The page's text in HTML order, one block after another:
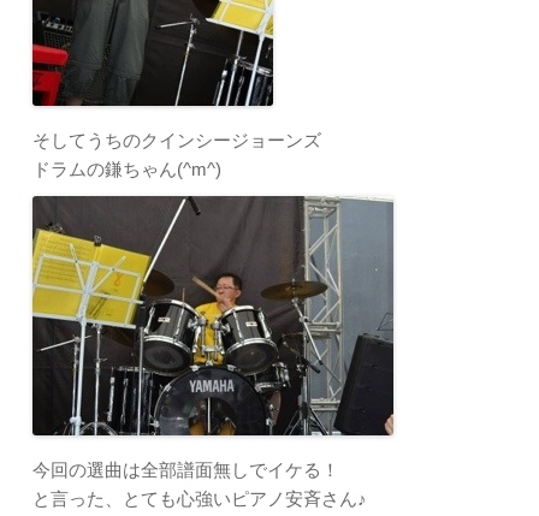
そしてうちのクインシージョーンズ
ドラムの鎌ちゃん(^m^)
今回の選曲は全部譜面無しでイケる！
と言った、とても心強いピアノ安斉さん♪